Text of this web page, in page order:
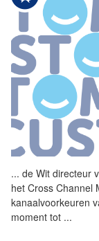
... de Wit directeur
het Cross Channel
kanaalvoorkeuren
moment tot ...